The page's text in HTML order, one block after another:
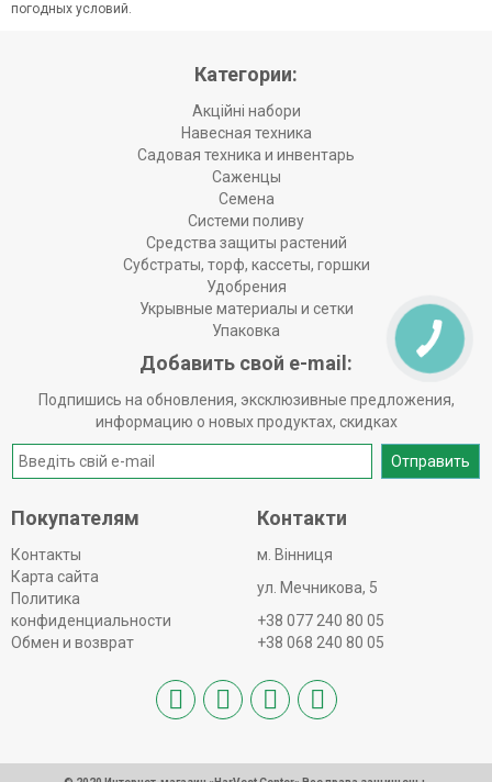
погодных условий.
Категории:
Акційні набори
Навесная техника
Садовая техника и инвентарь
Саженцы
Семена
Системи поливу
Средства защиты растений
Субстраты, торф, кассеты, горшки
Удобрения
Укрывные материалы и сетки
Упаковка
Добавить свой e-mail:
Подпишись на обновления, эксклюзивные предложения,
информацию о новых продуктах, скидках
Отправить
Покупателям
Контакты
Карта сайта
Политика
конфиденциальности
Обмен и возврат
Контакти
м. Вінниця
ул. Мечникова, 5
+38 077 240 80 05
+38 068 240 80 05